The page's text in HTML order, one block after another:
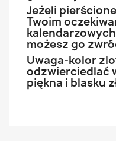
Jeżeli
Twoim
możesz go
Uwaga-kolor
odzwierciedlać
piękna i blasku